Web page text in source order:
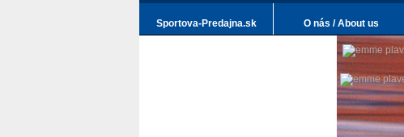
Sportova-Predajna.sk O nás / About us